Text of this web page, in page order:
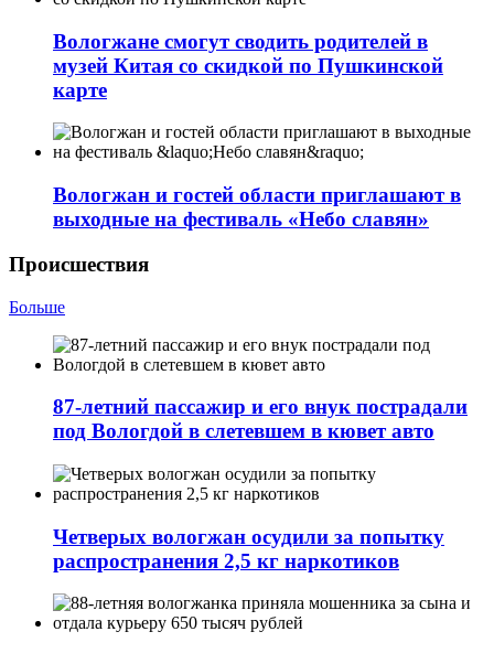
Вологжане смогут сводить родителей в
музей Китая со скидкой по Пушкинской
карте
Вологжан и гостей области приглашают в
выходные на фестиваль «Небо славян»
Происшествия
Больше
87-летний пассажир и его внук пострадали
под Вологдой в слетевшем в кювет авто
Четверых вологжан осудили за попытку
распространения 2,5 кг наркотиков